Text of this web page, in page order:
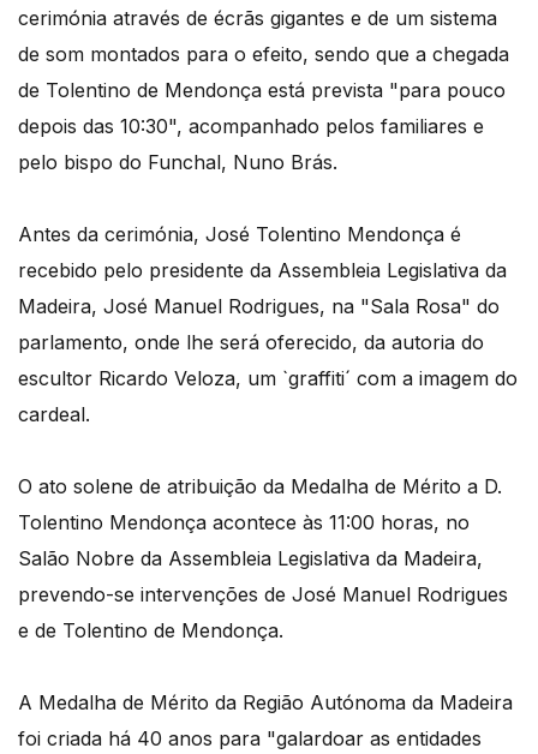
cerimónia através de écrãs gigantes e de um sistema
de som montados para o efeito, sendo que a chegada
de Tolentino de Mendonça está prevista "para pouco
depois das 10:30", acompanhado pelos familiares e
pelo bispo do Funchal, Nuno Brás.
Antes da cerimónia, José Tolentino Mendonça é
recebido pelo presidente da Assembleia Legislativa da
Madeira, José Manuel Rodrigues, na "Sala Rosa" do
parlamento, onde lhe será oferecido, da autoria do
escultor Ricardo Veloza, um `graffiti´ com a imagem do
cardeal.
O ato solene de atribuição da Medalha de Mérito a D.
Tolentino Mendonça acontece às 11:00 horas, no
Salão Nobre da Assembleia Legislativa da Madeira,
prevendo-se intervenções de José Manuel Rodrigues
e de Tolentino de Mendonça.
A Medalha de Mérito da Região Autónoma da Madeira
foi criada há 40 anos para "galardoar as entidades